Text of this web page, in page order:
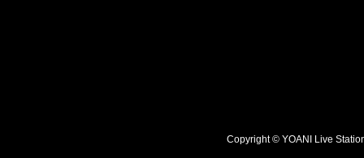
Copyright © YOANI Live